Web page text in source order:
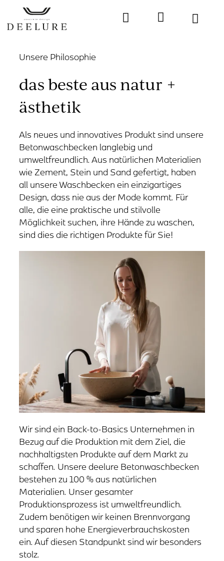
Unsere Philosophie
das beste aus natur +
ästhetik
Als neues und innovatives Produkt sind unsere
Betonwaschbecken langlebig und
umweltfreundlich. Aus natürlichen Materialien
wie Zement, Stein und Sand gefertigt, haben
all unsere Waschbecken ein einzigartiges
Design, dass nie aus der Mode kommt. Für
alle, die eine praktische und stilvolle
Möglichkeit suchen, ihre Hände zu waschen,
sind dies die richtigen Produkte für Sie!
Wir sind ein Back-to-Basics Unternehmen in
Bezug auf die Produktion mit dem Ziel, die
nachhaltigsten Produkte auf dem Markt zu
schaffen. Unsere deelure Betonwaschbecken
bestehen zu 100 % aus natürlichen
Materialien. Unser gesamter
Produktionsprozess ist umweltfreundlich.
Zudem benötigen wir keinen Brennvorgang
und sparen hohe Energieverbrauchskosten
ein. Auf diesen Standpunkt sind wir besonders
stolz.